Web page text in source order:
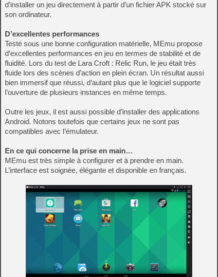
d’installer un jeu directement à partir d’un fichier APK stocké sur
son ordinateur.
D’excellentes performances
Testé sous une bonne configuration matérielle, MEmu propose
d’excellentes performances en jeu en termes de stabilité et de
fluidité. Lors du test de Lara Croft : Relic Run, le jeu était très
fluide lors des scènes d’action en plein écran. Un résultat aussi
bien immersif que réussi, d’autant plus que le logiciel supporte
l’ouverture de plusieurs instances en même temps.
Outre les jeux, il est aussi possible d’installer des applications
Android. Notons toutefois que certains jeux ne sont pas
compatibles avec l’émulateur.
En ce qui concerne la prise en main…
MEmu est très simple à configurer et à prendre en main.
L’interface est soignée, élégante et disponible en français.